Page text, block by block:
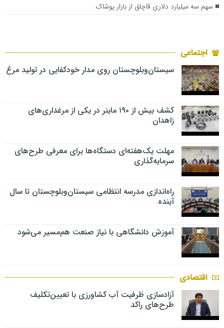
سهم سه میلیارد دلاری قاچاق از بازار پوشاک
اجتماعی
سیستان‌وبلوچستان روی مدار خودکفایی در تولید مرغ
کشف بیش از ۱۹۰ ماینر در یکی از مرغداری‌های
زاهدان
مهلت یک‌هفته‌ای دستگاه‌ها برای معرفی طرح‌های
سرمایه‌گذاری
راه‌اندازی مدرسه انتظامی سیستان‌وبلوچستان تا سال
آینده
آموزش دانشگاهی با نیاز صنعت هم‌مسیر می‌شود
اقتصادی
آزادسازی ظرفیت آب کشاورزی با تعیین‌تکلیف
طرح‌های راکد